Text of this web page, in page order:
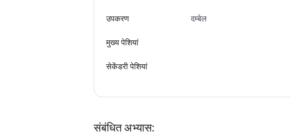
उपकरण दम्बेल
मुख्य पेशियां
सेकेंडरी पेशियां
संबंधित अभ्यास: